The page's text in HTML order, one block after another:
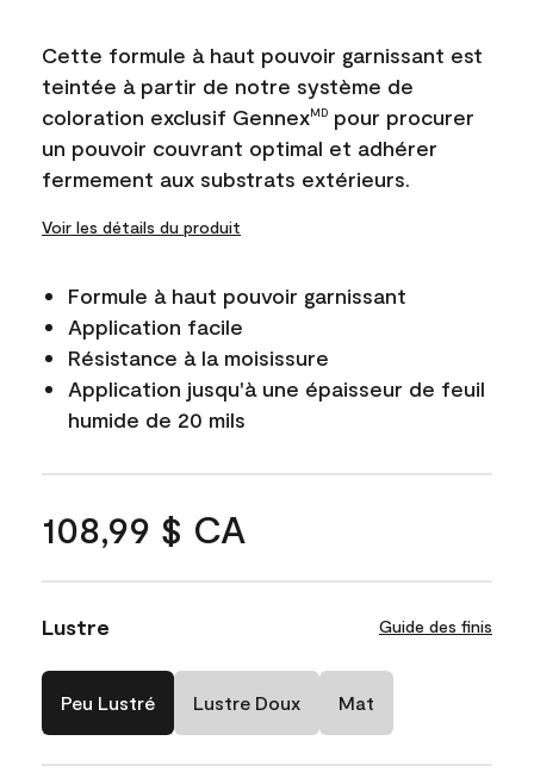
Cette formule à haut pouvoir garnissant est
teintée à partir de notre système de
coloration exclusif GennexMD pour procurer
un pouvoir couvrant optimal et adhérer
fermement aux substrats extérieurs.
Voir les détails du produit
Formule à haut pouvoir garnissant
Application facile
Résistance à la moisissure
Application jusqu'à une épaisseur de feuil
humide de 20 mils
108,99 $ CA
Lustre Guide des finis
Peu Lustré Lustre Doux Mat